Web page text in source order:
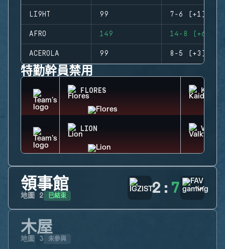
LI9HT 99 7-6 (+1)
AFRO 149 14-8 (+6)
ACEROLA 99 8-5 (+3)
特勤幹員禁用
FLORES KAID
LION
領事館
地圖 2 已結束 2 : 7
木屋
地圖 3 未參與